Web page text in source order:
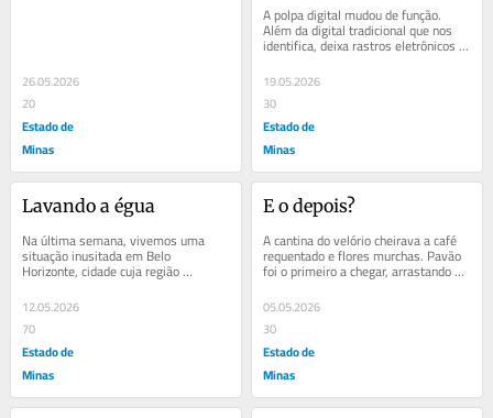
26.05.2026
20
Estado de
Minas
A polpa digital mudou de função.
Além da digital tradicional que nos
identifica, deixa rastros eletrônicos
que revelam confidências e...
19.05.2026
30
Estado de
Minas
Lavando a égua
Na última semana, vivemos uma
situação inusitada em Belo
Horizonte, cidade cuja região
metropolitana abriga cerca de 5
milhões de almas. As...
12.05.2026
70
Estado de
Minas
E o depois?
A cantina do velório cheirava a café
requentado e flores murchas. Pavão
foi o primeiro a chegar, arrastando os
pés pelo linóleo gasto, quando...
05.05.2026
30
Estado de
Minas